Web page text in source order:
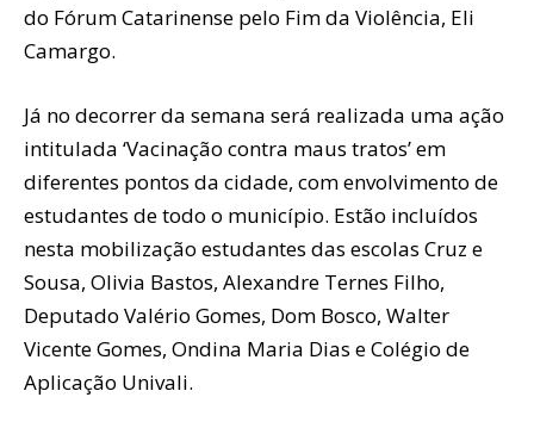
do Fórum Catarinense pelo Fim da Violência, Eli
Camargo.
Já no decorrer da semana será realizada uma ação
intitulada ‘Vacinação contra maus tratos’ em
diferentes pontos da cidade, com envolvimento de
estudantes de todo o município. Estão incluídos
nesta mobilização estudantes das escolas Cruz e
Sousa, Olivia Bastos, Alexandre Ternes Filho,
Deputado Valério Gomes, Dom Bosco, Walter
Vicente Gomes, Ondina Maria Dias e Colégio de
Aplicação Univali.